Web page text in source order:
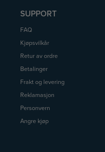
SUPPORT
FAQ
Kjøpsvilkår
Retur av ordre
Betalinger
Frakt og levering
Reklamasjon
Personvern
Angre kjøp